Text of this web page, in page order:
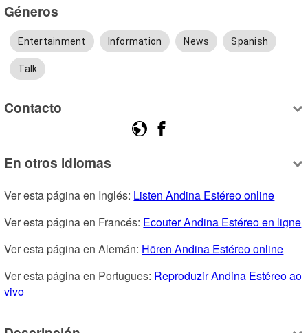
Géneros
Entertainment Information News Spanish
Talk
Contacto
En otros idiomas
Ver esta página en Inglés: Listen Andina Estéreo online
Ver esta página en Francés: Ecouter Andina Estéreo en ligne
Ver esta página en Alemán: Hören Andina Estéreo online
Ver esta página en Portugues: Reproduzir Andina Estéreo ao
vivo